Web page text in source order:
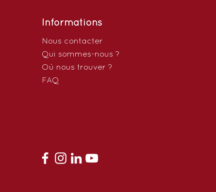
Informations
Nous contacter
Qui sommes-nous ?
Où nous trouver ?
FAQ